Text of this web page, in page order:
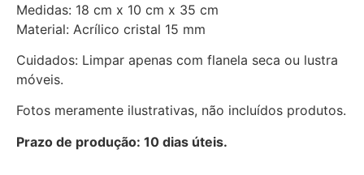
Medidas: 18 cm x 10 cm x 35 cm
Material: Acrílico cristal 15 mm
Cuidados: Limpar apenas com flanela seca ou lustra
móveis.
Fotos meramente ilustrativas, não incluídos produtos.
Prazo de produção: 10 dias úteis.